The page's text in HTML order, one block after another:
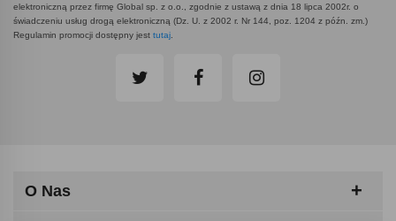
elektroniczną przez firmę Global sp. z o.o., zgodnie z ustawą z dnia 18 lipca 2002r. o
świadczeniu usług drogą elektroniczną (Dz. U. z 2002 r. Nr 144, poz. 1204 z późn. zm.)
Regulamin promocji dostępny jest tutaj.
O Nas